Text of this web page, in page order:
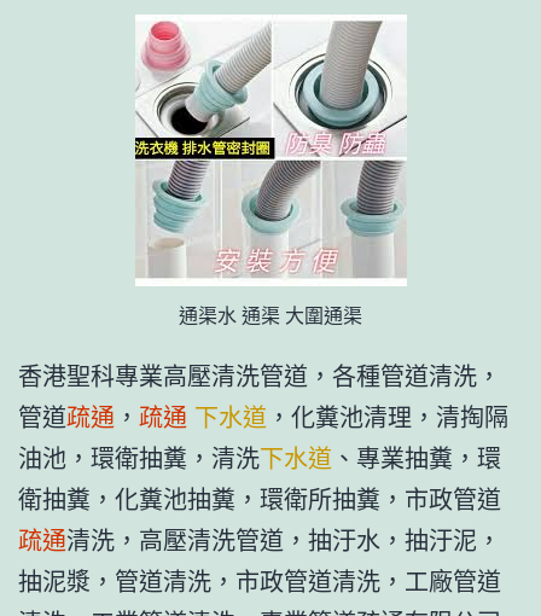
通渠水 通渠 大圍通渠
香港聖科專業高壓清洗管道，各種管道清洗，
管道疏通 ， 疏通 下水道 ，化糞池清理，清掏隔
油池，環衛抽糞，清洗下水道 、專業抽糞，環
衛抽糞，化糞池抽糞，環衛所抽糞，市政管道
疏通清洗，高壓清洗管道，抽汙水，抽汙泥，
抽泥漿，管道清洗，市政管道清洗，工廠管道